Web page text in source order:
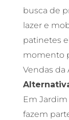
busca de
lazer e
patinetes
momento
Vendas da
Em
fazem